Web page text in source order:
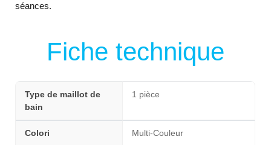
séances.
Fiche technique
Type de maillot de
bain
1 pièce
Colori Multi-Couleur